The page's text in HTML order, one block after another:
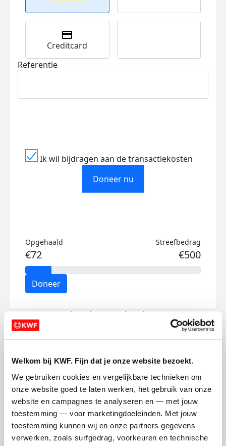
Welkom bij KWF. Fijn dat je onze website bezoekt.
We gebruiken cookies en vergelijkbare technieken om
onze website goed te laten werken, het gebruik van onze
website en campagnes te analyseren en — met jouw
toestemming — voor marketingdoeleinden. Met jouw
toestemming kunnen wij en onze partners gegevens
verwerken, zoals surfgedrag, voorkeuren en technische
Creditcard
Referentie
Ik wil bijdragen aan de transactiekosten
Doneer nu
Opgehaald
€72
Streefbedrag
€500
Doneer
Charlotte's badges